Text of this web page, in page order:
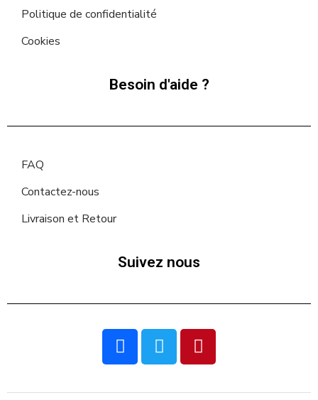
Politique de confidentialité
Cookies
Besoin d'aide ?
FAQ
Contactez-nous
Livraison et Retour
Suivez nous